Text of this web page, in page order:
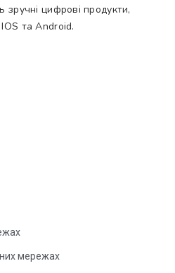
зручні цифрові продукти,
та Android.
мережах